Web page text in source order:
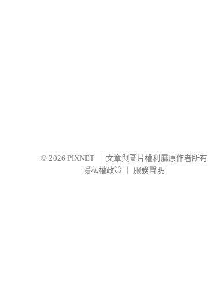
© 2026 PIXNET
文章與圖片權利屬原作者所有
隱私權政策
服務聲明